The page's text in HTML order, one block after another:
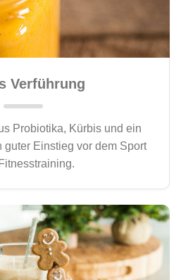
Verführung
Probiotika, Kürbis und ein
Einstieg vor dem Sport